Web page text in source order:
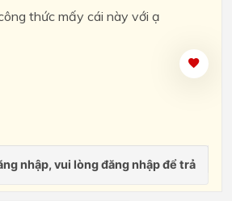
thức mấy cái này với ạ